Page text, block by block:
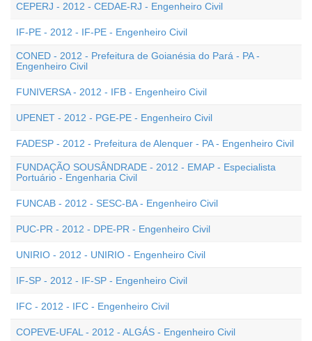
CEPERJ - 2012 - CEDAE-RJ - Engenheiro Civil
IF-PE - 2012 - IF-PE - Engenheiro Civil
CONED - 2012 - Prefeitura de Goianésia do Pará - PA -
Engenheiro Civil
FUNIVERSA - 2012 - IFB - Engenheiro Civil
UPENET - 2012 - PGE-PE - Engenheiro Civil
FADESP - 2012 - Prefeitura de Alenquer - PA - Engenheiro Civil
FUNDAÇÃO SOUSÂNDRADE - 2012 - EMAP - Especialista
Portuário - Engenharia Civil
FUNCAB - 2012 - SESC-BA - Engenheiro Civil
PUC-PR - 2012 - DPE-PR - Engenheiro Civil
UNIRIO - 2012 - UNIRIO - Engenheiro Civil
IF-SP - 2012 - IF-SP - Engenheiro Civil
IFC - 2012 - IFC - Engenheiro Civil
COPEVE-UFAL - 2012 - ALGÁS - Engenheiro Civil